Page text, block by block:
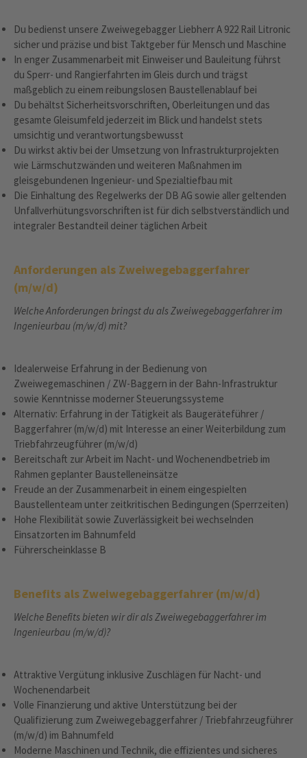
Du bedienst unsere Zweiwegebagger Liebherr A 922 Rail Litronic
sicher und präzise und bist Taktgeber für Mensch und Maschine
In enger Zusammenarbeit mit Einweiser und Bauleitung führst
du Sperr‑ und Rangierfahrten im Gleis durch und trägst
maßgeblich zu einem reibungslosen Baustellenablauf bei
Du behältst Sicherheitsvorschriften, Oberleitungen und das
gesamte Gleisumfeld jederzeit im Blick und handelst stets
umsichtig und verantwortungsbewusst
Du wirkst aktiv bei der Umsetzung von Infrastrukturprojekten
wie Lärmschutzwänden und weiteren Maßnahmen im
gleisgebundenen Ingenieur- und Spezialtiefbau mit
Die Einhaltung des Regelwerks der DB AG sowie aller geltenden
Unfallverhütungsvorschriften ist für dich selbstverständlich und
integraler Bestandteil deiner täglichen Arbeit
Anforderungen als Zweiwegebaggerfahrer
(m/w/d)
Welche Anforderungen bringst du als Zweiwegebaggerfahrer im
Ingenieurbau (m/w/d) mit?
Idealerweise Erfahrung in der Bedienung von
Zweiwegemaschinen / ZW-Baggern in der Bahn-Infrastruktur
sowie Kenntnisse moderner Steuerungssysteme
Alternativ: Erfahrung in der Tätigkeit als Baugeräteführer /
Baggerfahrer (m/w/d) mit Interesse an einer Weiterbildung zum
Triebfahrzeugführer (m/w/d)
Bereitschaft zur Arbeit im Nacht‑ und Wochenendbetrieb im
Rahmen geplanter Baustelleneinsätze
Freude an der Zusammenarbeit in einem eingespielten
Baustellenteam unter zeitkritischen Bedingungen (Sperrzeiten)
Hohe Flexibilität sowie Zuverlässigkeit bei wechselnden
Einsatzorten im Bahnumfeld
Führerscheinklasse B
Benefits als Zweiwegebaggerfahrer (m/w/d)
Welche Benefits bieten wir dir als Zweiwegebaggerfahrer im
Ingenieurbau (m/w/d)?
Attraktive Vergütung inklusive Zuschlägen für Nacht- und
Wochenendarbeit
Volle Finanzierung und aktive Unterstützung bei der
Qualifizierung zum Zweiwegebaggerfahrer / Triebfahrzeugführer
(m/w/d) im Bahnumfeld
Moderne Maschinen und Technik, die effizientes und sicheres